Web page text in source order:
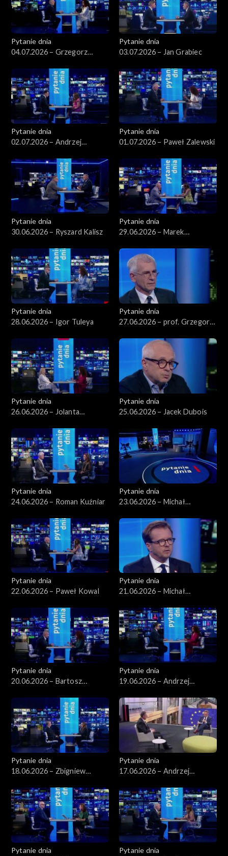
Pytanie dnia
04.07.2026 – Grzegorz
Pytanie dnia
03.07.2026 – Jan Grabiec
Pytanie dnia
02.07.2026 – Andrzej
Pytanie dnia
01.07.2026 – Paweł Zalewski
Pytanie dnia
30.06.2026 – Ryszard Kalisz
Pytanie dnia
29.06.2026 – Marek
Pytanie dnia
28.06.2026 – Igor Tuleya
Pytanie dnia
27.06.2026 – prof. Grzegorz
Pytanie dnia
26.06.2026 – Jolanta
Pytanie dnia
25.06.2026 – Jacek Dubois
Pytanie dnia
24.06.2026 – Roman Kuźniar
Pytanie dnia
23.06.2026 – Michał
Pytanie dnia
22.06.2026 – Paweł Kowal
Pytanie dnia
21.06.2026 – Michał
Pytanie dnia
20.06.2026 – Bartosz
Pytanie dnia
19.06.2026 – Andrzej
Pytanie dnia
18.06.2026 – Zbigniew
Pytanie dnia
17.06.2026 – Andrzej
Pytanie dnia
Pytanie dnia